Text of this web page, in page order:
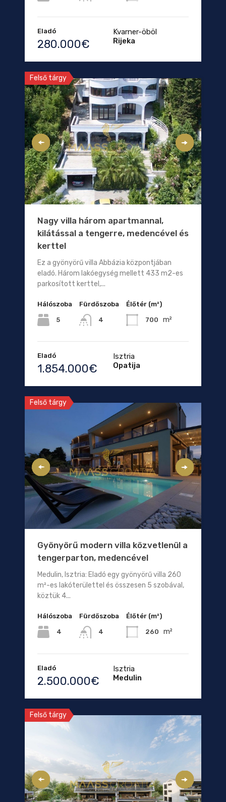
Eladó
280.000€
Kvarner-öböl
Rijeka
Felső tárgy
Nagy villa három apartmannal,
kilátással a tengerre, medencével és
kerttel
Ez a gyönyörű villa Abbázia központjában
eladó. Három lakóegység mellett 433 m2-es
parkosított kerttel,...
Hálószoba
5
Fürdőszoba
4
Élőtér (m²)
700 m²
Eladó
1.854.000€
Isztria
Opatija
Felső tárgy
Gyönyörű modern villa közvetlenül a
tengerparton, medencével
Medulin, Isztria: Eladó egy gyönyörű villa 260
m²-es lakóterülettel és összesen 5 szobával,
köztük 4...
Hálószoba
4
Fürdőszoba
4
Élőtér (m²)
260 m²
Eladó
2.500.000€
Isztria
Medulin
Felső tárgy